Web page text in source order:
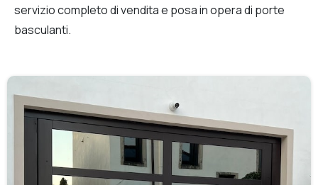
servizio completo di vendita e posa in opera di porte
basculanti.